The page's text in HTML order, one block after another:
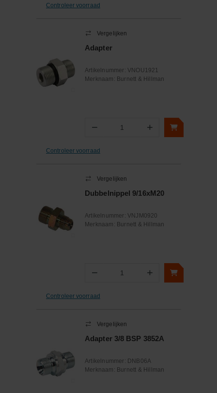
Controleer voorraad
Vergelijken
Adapter
Artikelnummer: VNOU1921
Merknaam: Burnett & Hillman
− Aantal +
Controleer voorraad
Vergelijken
Dubbelnippel 9/16xM20
Artikelnummer: VNJM0920
Merknaam: Burnett & Hillman
− Aantal +
Controleer voorraad
Vergelijken
Adapter 3/8 BSP 3852A
Artikelnummer: DNB06A
Merknaam: Burnett & Hillman